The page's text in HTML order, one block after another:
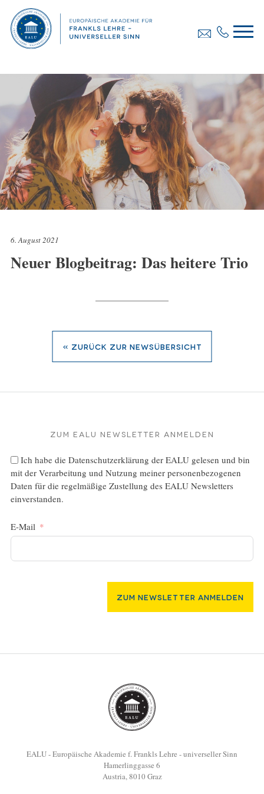
6. August 2021
Neuer Blogbeitrag: Das heitere Trio
« zurück zur Newsübersicht
Zum EALU Newsletter anmelden
Ich habe die Datenschutzerklärung der EALU gelesen und bin
mit der Verarbeitung und Nutzung meiner personenbezogenen
Daten für die regelmäßige Zustellung des EALU Newsletters
einverstanden.
E-Mail
Zum Newsletter Anmelden
EALU - Europäische Akademie f. Frankls Lehre - universeller Sinn
Hamerlinggasse 6
Austria, 8010 Graz